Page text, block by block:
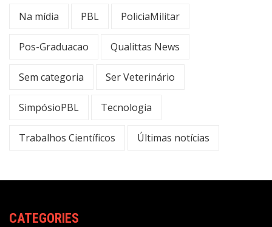
Na mídia PBL PoliciaMilitar
Pos-Graduacao Qualittas News
Sem categoria Ser Veterinário
SimpósioPBL Tecnologia
Trabalhos Científicos Últimas notícias
CATEGORIES